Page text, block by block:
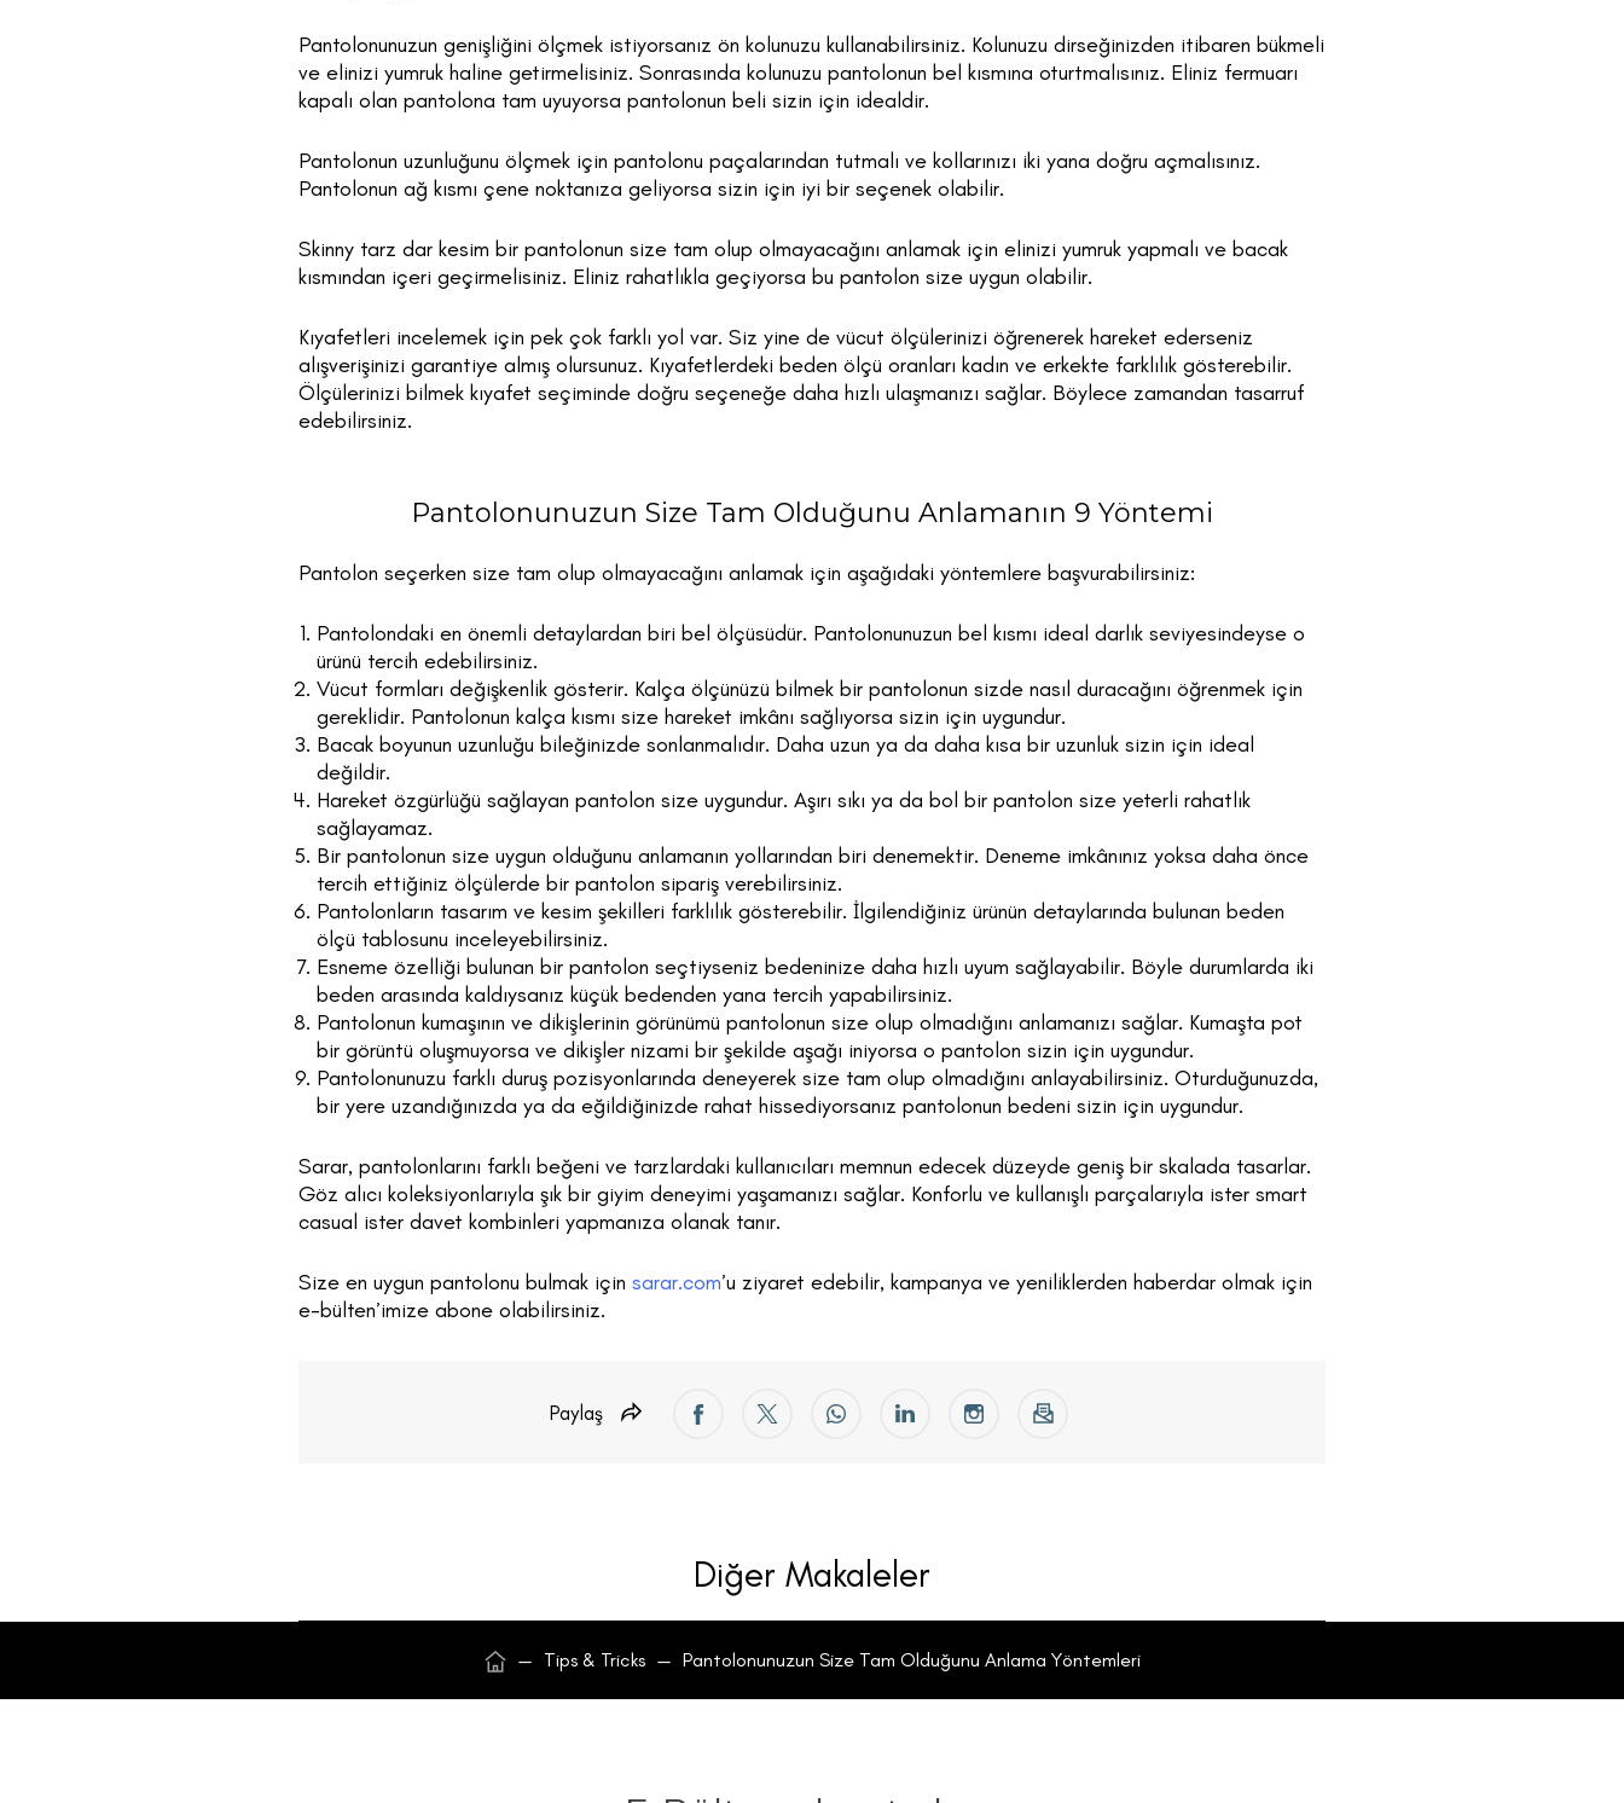
Pantolonunuzun genişliğini ölçmek istiyorsanız ön kolunuzu kullanabilirsiniz. Kolunuzu dirseğinizden itibaren bükmeli
ve elinizi yumruk haline getirmelisiniz. Sonrasında kolunuzu pantolonun bel kısmına oturtmalısınız. Eliniz fermuarı
kapalı olan pantolona tam uyuyorsa pantolonun beli sizin için idealdir.
Pantolonun uzunluğunu ölçmek için pantolonu paçalarından tutmalı ve kollarınızı iki yana doğru açmalısınız.
Pantolonun ağ kısmı çene noktanıza geliyorsa sizin için iyi bir seçenek olabilir.
Skinny tarz dar kesim bir pantolonun size tam olup olmayacağını anlamak için elinizi yumruk yapmalı ve bacak
kısmından içeri geçirmelisiniz. Eliniz rahatlıkla geçiyorsa bu pantolon size uygun olabilir.
Kıyafetleri incelemek için pek çok farklı yol var. Siz yine de vücut ölçülerinizi öğrenerek hareket ederseniz
alışverişinizi garantiye almış olursunuz. Kıyafetlerdeki beden ölçü oranları kadın ve erkekte farklılık gösterebilir.
Ölçülerinizi bilmek kıyafet seçiminde doğru seçeneğe daha hızlı ulaşmanızı sağlar. Böylece zamandan tasarruf
edebilirsiniz.
Pantolonunuzun Size Tam Olduğunu Anlamanın 9 Yöntemi
Pantolon seçerken size tam olup olmayacağını anlamak için aşağıdaki yöntemlere başvurabilirsiniz:
Pantolondaki en önemli detaylardan biri bel ölçüsüdür. Pantolonunuzun bel kısmı ideal darlık seviyesindeyse o
ürünü tercih edebilirsiniz.
Vücut formları değişkenlik gösterir. Kalça ölçünüzü bilmek bir pantolonun sizde nasıl duracağını öğrenmek için
gereklidir. Pantolonun kalça kısmı size hareket imkânı sağlıyorsa sizin için uygundur.
Bacak boyunun uzunluğu bileğinizde sonlanmalıdır. Daha uzun ya da daha kısa bir uzunluk sizin için ideal
değildir.
Hareket özgürlüğü sağlayan pantolon size uygundur. Aşırı sıkı ya da bol bir pantolon size yeterli rahatlık
sağlayamaz.
Bir pantolonun size uygun olduğunu anlamanın yollarından biri denemektir. Deneme imkânınız yoksa daha önce
tercih ettiğiniz ölçülerde bir pantolon sipariş verebilirsiniz.
Pantolonların tasarım ve kesim şekilleri farklılık gösterebilir. İlgilendiğiniz ürünün detaylarında bulunan beden
ölçü tablosunu inceleyebilirsiniz.
Esneme özelliği bulunan bir pantolon seçtiyseniz bedeninize daha hızlı uyum sağlayabilir. Böyle durumlarda iki
beden arasında kaldıysanız küçük bedenden yana tercih yapabilirsiniz.
Pantolonun kumaşının ve dikişlerinin görünümü pantolonun size olup olmadığını anlamanızı sağlar. Kumaşta pot
bir görüntü oluşmuyorsa ve dikişler nizami bir şekilde aşağı iniyorsa o pantolon sizin için uygundur.
Pantolonunuzu farklı duruş pozisyonlarında deneyerek size tam olup olmadığını anlayabilirsiniz. Oturduğunuzda,
bir yere uzandığınızda ya da eğildiğinizde rahat hissediyorsanız pantolonun bedeni sizin için uygundur.
Sarar, pantolonlarını farklı beğeni ve tarzlardaki kullanıcıları memnun edecek düzeyde geniş bir skalada tasarlar.
Göz alıcı koleksiyonlarıyla şık bir giyim deneyimi yaşamanızı sağlar. Konforlu ve kullanışlı parçalarıyla ister smart
casual ister davet kombinleri yapmanıza olanak tanır.
Size en uygun pantolonu bulmak için sarar.com’u ziyaret edebilir, kampanya ve yeniliklerden haberdar olmak için
e-bülten’imize abone olabilirsiniz.
Paylaş
Diğer Makaleler
— Tips & Tricks — Pantolonunuzun Size Tam Olduğunu Anlama Yöntemleri